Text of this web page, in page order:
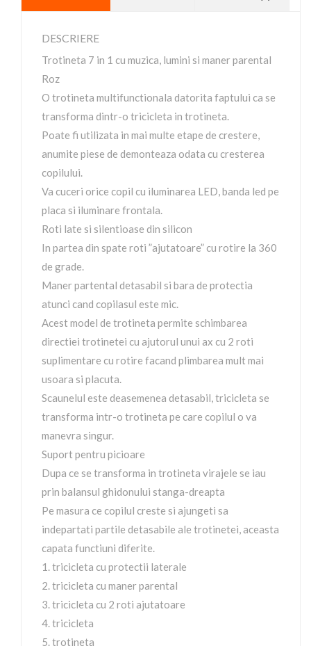
DESCRIERE
Trotineta 7 in 1 cu muzica, lumini si maner parental
Roz
O trotineta multifunctionala datorita faptului ca se
transforma dintr-o tricicleta in trotineta.
Poate fi utilizata in mai multe etape de crestere,
anumite piese de demonteaza odata cu cresterea
copilului.
Va cuceri orice copil cu iluminarea LED, banda led pe
placa si iluminare frontala.
Roti late si silentioase din silicon
In partea din spate roti ”ajutatoare” cu rotire la 360
de grade.
Maner partental detasabil si bara de protectia
atunci cand copilasul este mic.
Acest model de trotineta permite schimbarea
directiei trotinetei cu ajutorul unui ax cu 2 roti
suplimentare cu rotire facand plimbarea mult mai
usoara si placuta.
Scaunelul este deasemenea detasabil, tricicleta se
transforma intr-o trotineta pe care copilul o va
manevra singur.
Suport pentru picioare
Dupa ce se transforma in trotineta virajele se iau
prin balansul ghidonului stanga-dreapta
Pe masura ce copilul creste si ajungeti sa
indepartati partile detasabile ale trotinetei, aceasta
capata functiuni diferite.
1. tricicleta cu protectii laterale
2. tricicleta cu maner parental
3. tricicleta cu 2 roti ajutatoare
4. tricicleta
5. trotineta